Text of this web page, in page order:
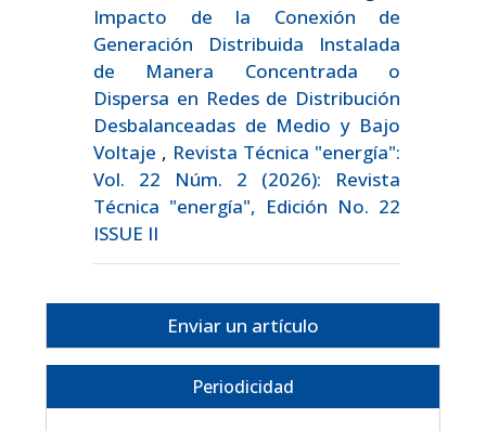
Impacto de la Conexión de
Generación Distribuida Instalada
de Manera Concentrada o
Dispersa en Redes de Distribución
Desbalanceadas de Medio y Bajo
Voltaje , Revista Técnica "energía":
Vol. 22 Núm. 2 (2026): Revista
Técnica "energía", Edición No. 22
ISSUE II
Enviar un artículo
Periodicidad